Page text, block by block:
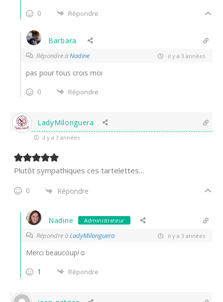
0 Répondre
Barbara
Répondre àNadine il y a 3 années
pas pour tous crois moi
0
Répondre
LadyMilonguera
il y a 3 années
Plutôt sympathiques ces tartelettes…
0 Répondre
Nadine Administrateur
Répondre àLadyMilonguera il y a 3 années
Merci beaucoup!☺
1
Répondre